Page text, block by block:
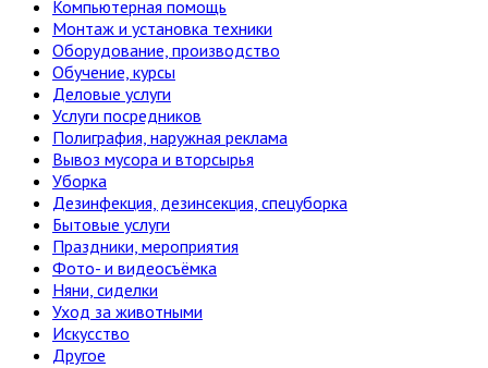
Компьютерная помощь
Монтаж и установка техники
Оборудование, производство
Обучение, курсы
Деловые услуги
Услуги посредников
Полиграфия, наружная реклама
Вывоз мусора и вторсырья
Уборка
Дезинфекция, дезинсекция, спецуборка
Бытовые услуги
Праздники, мероприятия
Фото- и видеосъёмка
Няни, сиделки
Уход за животными
Искусство
Другое